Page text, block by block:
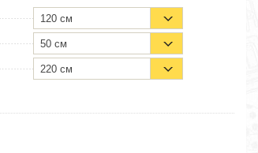
120 см
50 см
220 см